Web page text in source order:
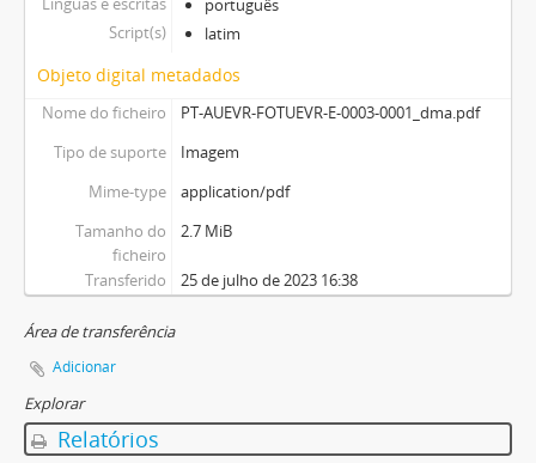
português
Script(s)
latim
Objeto digital metadados
Nome do ficheiro
PT-AUEVR-FOTUEVR-E-0003-0001_dma.pdf
Tipo de suporte
Imagem
Mime-type
application/pdf
Tamanho do
ficheiro
2.7 MiB
Transferido 25 de julho de 2023 16:38
Área de transferência
Adicionar
Explorar
Relatórios